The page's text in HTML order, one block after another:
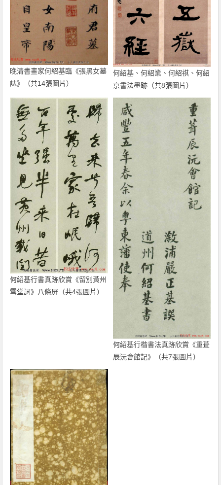
晚清書畫家何紹基臨《張黑女墓
誌》（共14張圖片）
何紹基、何紹業、何紹祺、何紹
京書法墨跡（共8張圖片）
何紹基行書真跡欣賞《留別黃州
雪堂詞》八條屏（共4張圖片）
何紹基行楷書法真跡欣賞《重葺
辰沅會館記》（共7張圖片）